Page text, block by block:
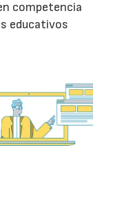
competencia
educativos